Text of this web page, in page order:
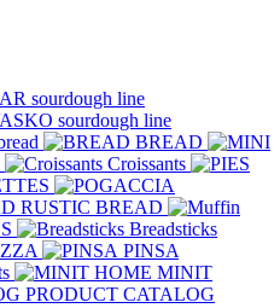
sourdough line
sourdough line
BREAD
Croissants
RUSTIC BREAD
Breadsticks
PINSA
MINIT
PRODUCT CATALOG